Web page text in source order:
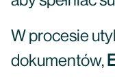
W procesie
dokumentów,